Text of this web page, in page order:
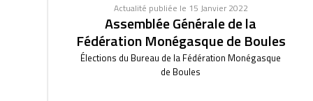
Actualité publiée le 15 Janvier 2022
Assemblée Générale de la
Fédération Monégasque de Boules
Élections du Bureau de la Fédération Monégasque
de Boules